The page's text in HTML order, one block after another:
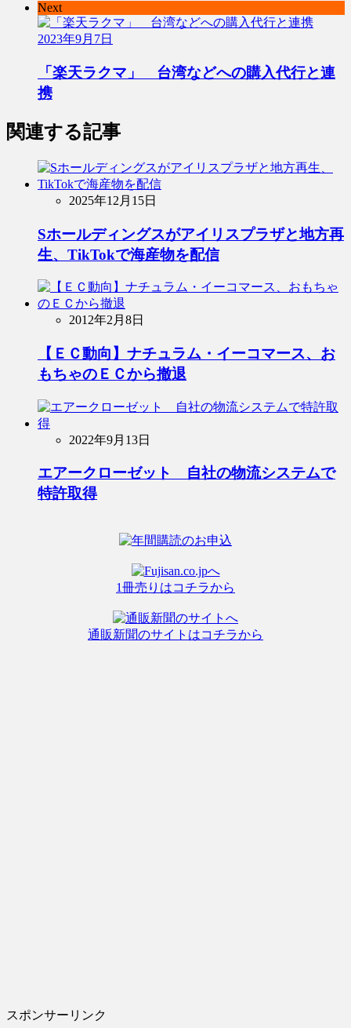
Next
2023年9月7日
「楽天ラクマ」 台湾などへの購入代行と連
携
関連する記事
2025年12月15日
Sホールディングスがアイリスプラザと地方再
生、TikTokで海産物を配信
2012年2月8日
【ＥＣ動向】ナチュラム・イーコマース、お
もちゃのＥＣから撤退
2022年9月13日
エアークローゼット 自社の物流システムで
特許取得
1冊売りはコチラから
通販新聞のサイトはコチラから
スポンサーリンク